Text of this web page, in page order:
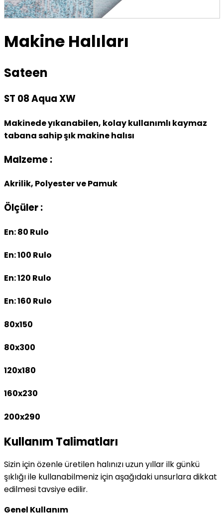
Makine Halıları
Sateen
ST 08 Aqua XW
Makinede yıkanabilen, kolay kullanımlı kaymaz
tabana sahip şık makine halısı
Malzeme :
Akrilik, Polyester ve Pamuk
Ölçüler :
En: 80 Rulo
En: 100 Rulo
En: 120 Rulo
En: 160 Rulo
80x150
80x300
120x180
160x230
200x290
Kullanım Talimatları
Sizin için özenle üretilen halınızı uzun yıllar ilk günkü
şıklığı ile kullanabilmeniz için aşağıdaki unsurlara dikkat
edilmesi tavsiye edilir.
Genel Kullanım